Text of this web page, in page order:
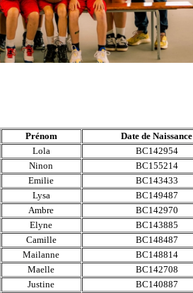
Prénom
Date de Naissance
Lola
BC142954
Ninon
BC155214
Emilie
BC143433
Lysa
BC149487
Ambre
BC142970
Elyne
BC143885
Camille
BC148487
Mailanne
BC148814
Maelle
BC142708
Justine
BC140887